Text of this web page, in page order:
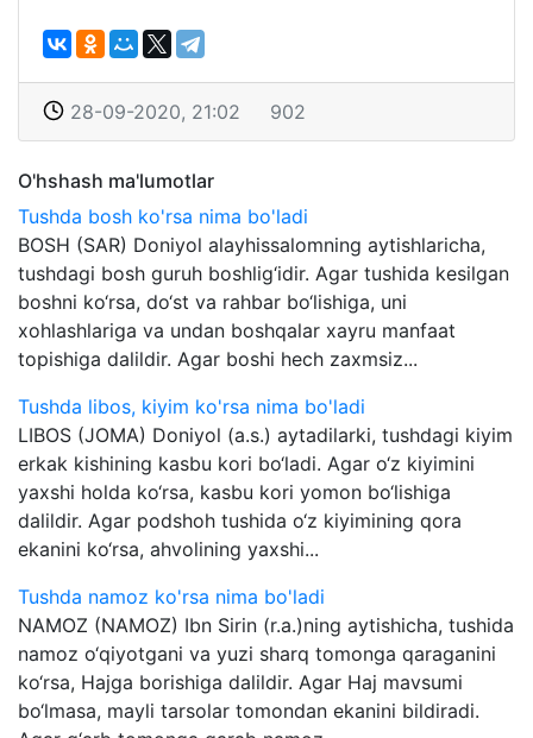
28-09-2020, 21:02 902
O'hshash ma'lumotlar
Tushda bosh ko'rsa nima bo'ladi
BOSH (SAR) Doniyol alayhissalomning aytishlaricha,
tushdagi bosh guruh boshlig‘idir. Agar tushida kesilgan
boshni ko‘rsa, do‘st va rahbar bo‘lishiga, uni
xohlashlariga va undan boshqalar xayru manfaat
topishiga dalildir. Agar boshi hech zaxmsiz...
Tushda libos, kiyim ko'rsa nima bo'ladi
LIBOS (JOMA) Doniyol (a.s.) aytadilarki, tushdagi kiyim
erkak kishining kasbu kori bo‘ladi. Agar o‘z kiyimini
yaxshi holda ko‘rsa, kasbu kori yomon bo‘lishiga
dalildir. Agar podshoh tushida o‘z kiyimining qora
ekanini ko‘rsa, ahvolining yaxshi...
Tushda namoz ko'rsa nima bo'ladi
NAMOZ (NAMOZ) Ibn Sirin (r.a.)ning aytishicha, tushida
namoz o‘qiyotgani va yuzi sharq tomonga qaraganini
ko‘rsa, Hajga borishiga dalildir. Agar Haj mavsumi
bo‘lmasa, mayli tarsolar tomondan ekanini bildiradi.